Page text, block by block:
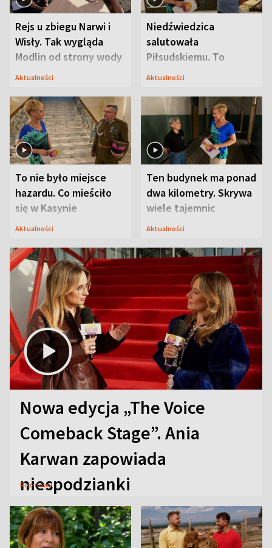
Rejs u zbiegu Narwi i
Wisły. Tak wygląda
Modlin od strony wody
Aktualności
Niedźwiedzica
salutowała
Piłsudskiemu. To
niejedyna tajemnica
Aktualności
To nie było miejsce
hazardu. Co mieściło
się w Kasynie
Oficerskim?
Aktualności
Ten budynek ma ponad
dwa kilometry. Skrywa
wiele tajemnic
Aktualności
Nowa edycja „The Voice
Comeback Stage”. Ania
Karwan zapowiada
niespodzianki
Rozmowy